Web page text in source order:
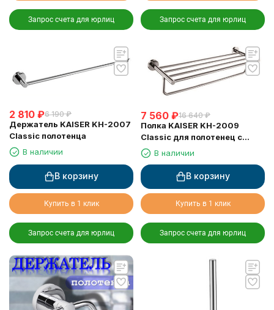
Запрос счета для юрлиц Запрос счета для юрлиц
2 810 ₽6 190 ₽
Держатель KAISER KH-2007
Classic полотенца
В наличии
В корзину
Купить в 1 клик
Запрос счета для юрлиц
7 560 ₽16 640 ₽
Полка KAISER KH-2009
Classic для полотенец с
держателем
В наличии
В корзину
Купить в 1 клик
Запрос счета для юрлиц